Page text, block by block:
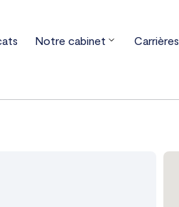
Notre cabinet Carrières
France Pas-de-Calais Arras